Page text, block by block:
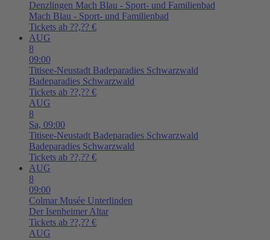
Denzlingen Mach Blau - Sport- und Familienbad
Mach Blau - Sport- und Familienbad
Tickets ab ??,?? €
AUG
8
09:00
Titisee-Neustadt Badeparadies Schwarzwald
Badeparadies Schwarzwald
Tickets ab ??,?? €
AUG
8
Sa, 09:00
Titisee-Neustadt Badeparadies Schwarzwald
Badeparadies Schwarzwald
Tickets ab ??,?? €
AUG
8
09:00
Colmar Musée Unterlinden
Der Isenheimer Altar
Tickets ab ??,?? €
AUG